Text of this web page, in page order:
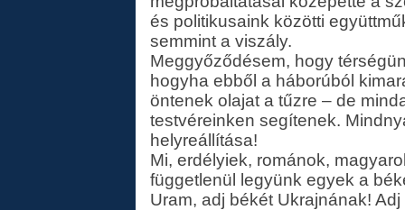
és politikusaink közötti
semmint a viszály.
Meggyőződésem, hogy
hogyha ebből a háborúból
öntenek olajat a tűzre – de
testvéreinken segítenek.
helyreállítása!
Mi, erdélyiek, románok,
függetlenül legyünk egyek a
Uram, adj békét Ukrajnának!